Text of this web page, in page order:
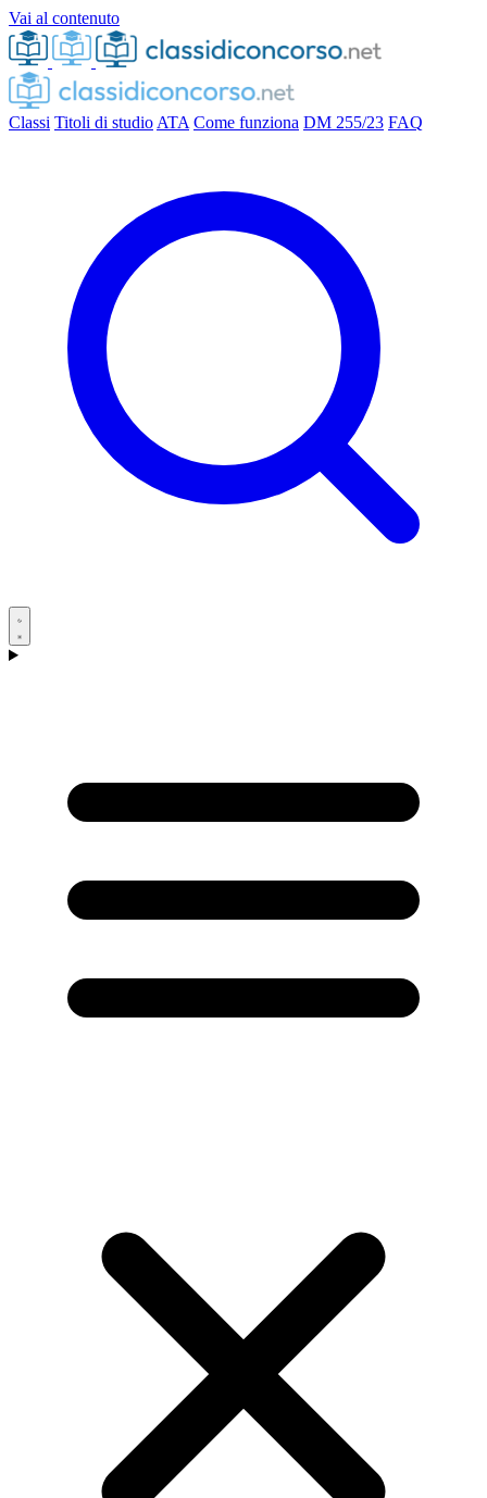
Vai al contenuto
Classi Titoli di studio ATA Come funziona DM 255/23 FAQ